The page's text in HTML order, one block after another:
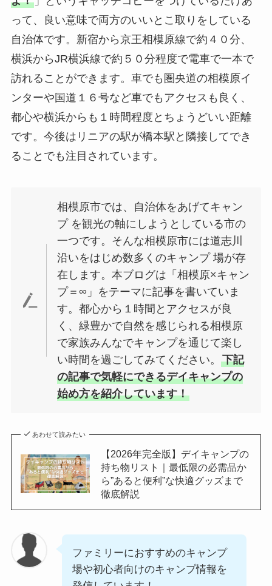
って、良い意味で両方のいいとこ取りをしている
自治体です。新宿から京王相模原線で約４０分、
横浜からJR横浜線で約５０分程度で電車で一本で
訪れることができます。車でも圏央道の相模原イ
ンターや国道１６号など車でもアクセスも良く、
都心や横浜からも１時間程度とちょうどいい距離
です。今後はリニアの駅が橋本駅と隣接してでき
ることでも注目されています。
相模原市では、自治体をあげてキャン
プ を観光の軸にしようとしている市の
一つです。そんな相模原市には道志川
沿いをはじめ数多くのキャンプ 場が存
在します。本ブログは「相模原×キャン
プ＝∞」をテーマに記事を書いていま
す。都心から１時間とアクセスが良
く、緑豊かで自然を感じられる相模原
で家族みんなでキャンプを通じて楽し
い時間を過ごしてみてください。下記
の記事で気軽にできるデイキャンプの
始め方を紹介しています！
あわせて読みたい
【2026年完全版】デイキャンプの
持ち物リスト｜最低限の必需品か
ら”あると便利”な快適グッズまで
徹底解説
ファミリーにおすすめのキャンプ
場や初心者向けのキャンプ情報を